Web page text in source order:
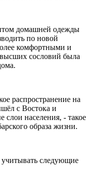
домашней одежды
по новой
комфортными и
сословий была
распространение на
с Востока и
слои населения, - такое
образа жизни.
учитывать следующие